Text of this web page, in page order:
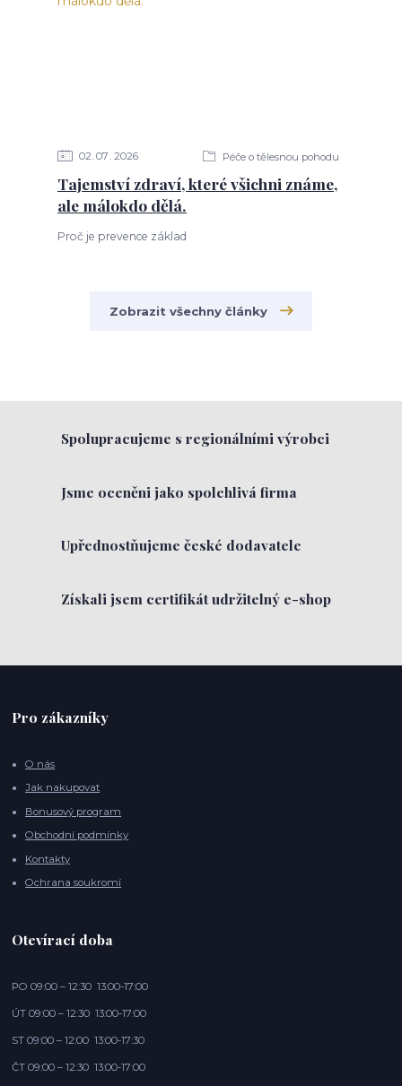
02 07 2026 Péče o tělesnou pohodu
Tajemství zdraví, které všichni známe,
ale málokdo dělá.
Proč je prevence základ
Zobrazit všechny články
Spolupracujeme s regionálními výrobci
Jsme oceněni jako spolehlivá firma
Upřednostňujeme české dodavatele
Získali jsem certifikát udržitelný e-shop
Pro zákazníky
O nás
Jak nakupovat
Bonusový program
Obchodní podmínky
Kontakty
Ochrana soukromí
Otevírací doba
PO 09:00 – 12:30 13:00-17:00
ÚT 09:00 – 12:30 13:00-17:00
ST 09:00 – 12:00 13:00-17:30
ČT 09:00 – 12:30 13:00-17:00